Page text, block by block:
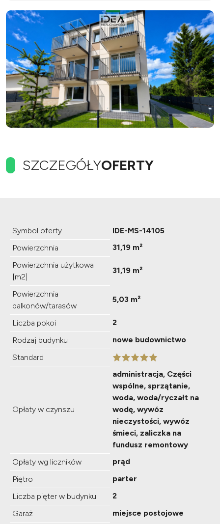
SZCZEGÓŁYOFERTY
Symbol oferty
IDE-MS-14105
Powierzchnia
31,19 m²
Powierzchnia użytkowa
[m2]
31,19 m²
Powierzchnia
balkonów/tarasów
5,03 m²
Liczba pokoi
2
Rodzaj budynku
nowe budownictwo
Standard
Opłaty w czynszu
administracja, Części
wspólne, sprzątanie,
woda, woda/ryczałt na
wodę, wywóz
nieczystości, wywóz
śmieci, zaliczka na
fundusz remontowy
Opłaty wg liczników
prąd
Piętro
parter
Liczba pięter w budynku
2
Garaż
miejsce postojowe